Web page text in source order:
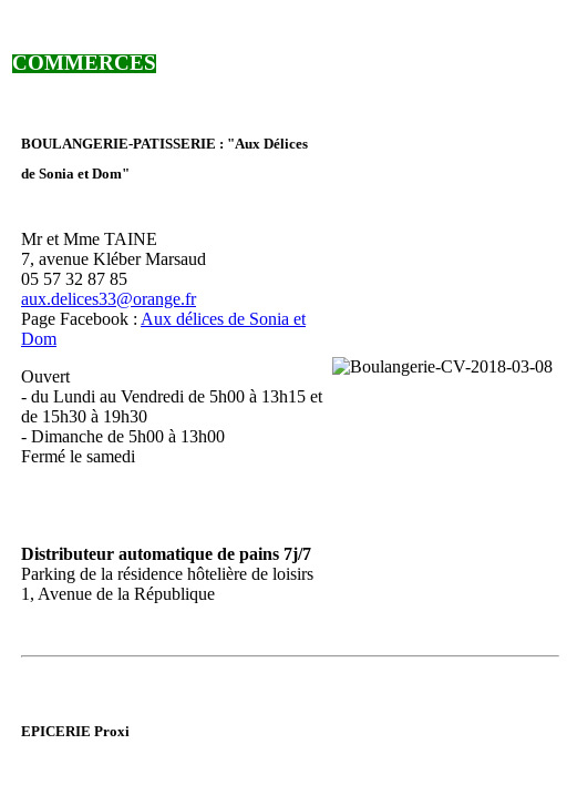
COMMERCES
BOULANGERIE-PATISSERIE : "Aux Délices
de Sonia et Dom"
Mr et Mme TAINE
7, avenue Kléber Marsaud
05 57 32 87 85
aux.delices33@orange.fr
Page Facebook : Aux délices de Sonia et
Dom
Ouvert
- du Lundi au Vendredi de 5h00 à 13h15 et
de 15h30 à 19h30
- Dimanche de 5h00 à 13h00
Fermé le samedi
Distributeur automatique de pains 7j/7
Parking de la résidence hôtelière de loisirs
1, Avenue de la République
EPICERIE Proxi